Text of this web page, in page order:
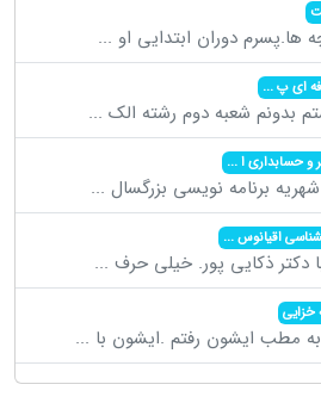
ها.پسرم دوران ابتدایی او ...
ای پ...
بدونم شعبه دوم رشته الک ...
و حسابداری ا...
برنامه نویسی بزرگسال ...
اقیانوس...
دکتر ذکایی پور. خیلی حرف ...
خزایی
مطب ایشون رفتم .ایشون با ...